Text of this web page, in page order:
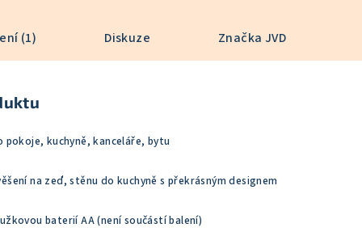
(1) Diskuze Značka JVD
pokoje, kuchyně, kanceláře, bytu
na zeď, stěnu do kuchyně s překrásným designem
baterií AA (není součástí balení)